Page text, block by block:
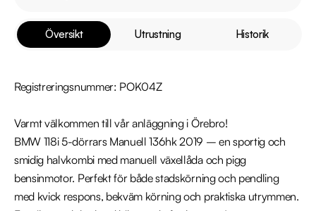
Översikt Utrustning Historik
Registreringsnummer: POK04Z
Varmt välkommen till vår anläggning i Örebro!
BMW 118i 5-dörrars Manuell 136hk 2019 – en sportig och
smidig halvkombi med manuell växellåda och pigg
bensinmotor. Perfekt för både stadskörning och pendling
med kvick respons, bekväm körning och praktiska utrymmen.